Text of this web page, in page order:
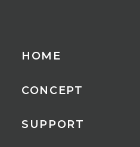
HOME
CONCEPT
SUPPORT